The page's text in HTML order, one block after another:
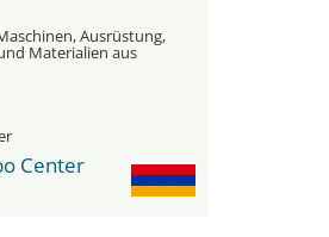
Ausrüstung,
Materialien aus
Bereichen der
Center